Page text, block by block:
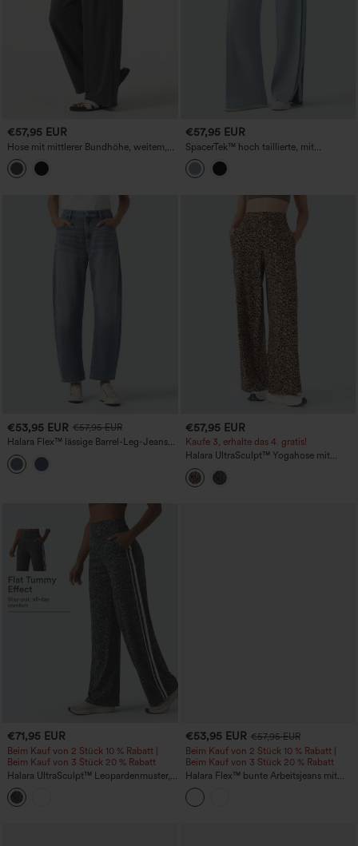
€57,95 EUR
Hose mit mittlerer Bundhöhe, weitem,
lässigem Schnitt, leinenähnlichem Griff
und Taschen
€57,95 EUR
SpacerTek™ hoch taillierte, mit
innenliegendem Kordelzug versehene,
kontrastierend gerippte, lässige
Weitbein-Hose mit Schlitz und Taschen
€53,95 EUR €57,95 EUR
Halara Flex™ lässige Barrel-Leg-Jeans
mit hohem Bund und Taschen
€57,95 EUR
Kaufe 3, erhalte das 4. gratis!
Halara UltraSculpt™ Yogahose mit
Leopardenmuster, hoher Taille, weitem
Bein und Taschen
€71,95 EUR
Beim Kauf von 2 Stück 10 % Rabatt |
Beim Kauf von 3 Stück 20 % Rabatt
Halara UltraSculpt™ Leopardenmuster,
hoch taillierte, bauchformende Yoga-
Hose mit seitlichen Streifen, geradem
Bein und Taschen
€53,95 EUR €57,95 EUR
Beim Kauf von 2 Stück 10 % Rabatt |
Beim Kauf von 3 Stück 20 % Rabatt
Halara Flex™ bunte Arbeitsjeans mit
niedrigem Bund, geradem Bein und
Taschen